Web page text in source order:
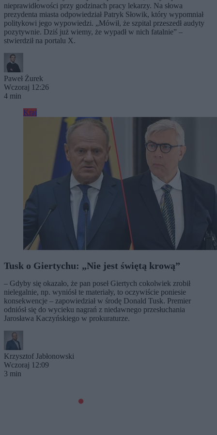
nieprawidłowości przy godzinach pracy lekarzy. Na słowa
prezydenta miasta odpowiedział Patryk Słowik, który wypomniał
politykowi jego wypowiedzi. „Mówił, że szpital przeszedł audyty
pozytywnie. Dziś już wiemy, że wypadł w nich fatalnie” –
stwierdził na portalu X.
Paweł Żurek
Wczoraj 12:26
4 min
Kraj
Tusk o Giertychu: „Nie jest świętą krową”
– Gdyby się okazało, że pan poseł Giertych cokolwiek zrobił
nielegalnie, np. wyniósł te materiały, to oczywiście poniesie
konsekwencje – zapowiedział w środę Donald Tusk. Premier
odniósł się do wycieku nagrań z niedawnego przesłuchania
Jarosława Kaczyńskiego w prokuraturze.
Krzysztof Jabłonowski
Wczoraj 12:09
3 min